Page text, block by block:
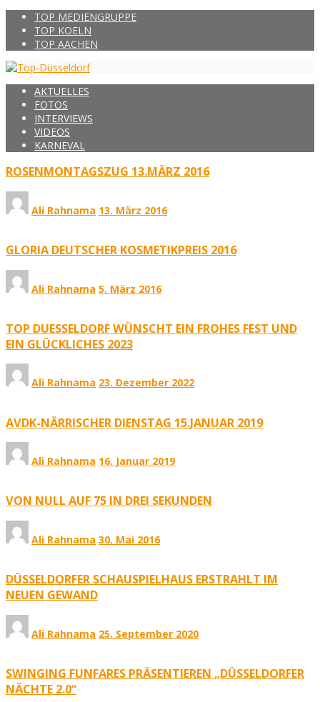
TOP MEDIENGRUPPE
TOP KOELN
TOP AACHEN
AKTUELLES
FOTOS
INTERVIEWS
VIDEOS
KARNEVAL
ROSENMONTAGSZUG 13.MÄRZ 2016
Ali Rahnama 13. März 2016
GLORIA DEUTSCHER KOSMETIKPREIS 2016
Ali Rahnama 5. März 2016
TOP DUESSELDORF WÜNSCHT EIN FROHES FEST UND
EIN GLÜCKLICHES 2023
Ali Rahnama 23. Dezember 2022
AVDK-NÄRRISCHER DIENSTAG 15.JANUAR 2019
Ali Rahnama 16. Januar 2019
VON NULL AUF 75 IN DREI SEKUNDEN
Ali Rahnama 30. Mai 2016
DÜSSELDORFER SCHAUSPIELHAUS ERSTRAHLT IM
NEUEN GEWAND
Ali Rahnama 25. September 2020
SWINGING FUNFARES PRÄSENTIEREN „DÜSSELDORFER
NÄCHTE 2.0“